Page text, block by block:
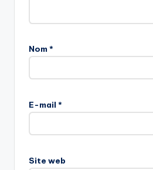
Nom *
E-mail *
Site web